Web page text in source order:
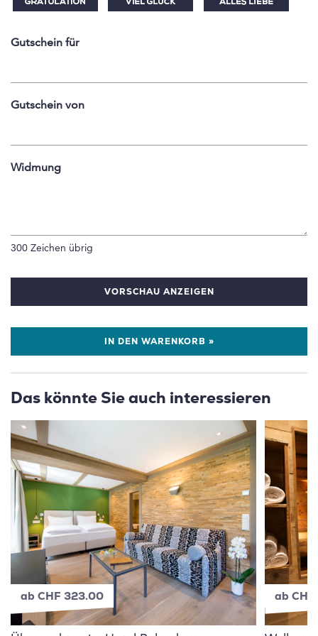
Gutschein für
Gutschein von
Widmung
300 Zeichen übrig
VORSCHAU ANZEIGEN
IN DEN WARENKORB »
Das könnte Sie auch interessieren
ab CHF 323.00 ab